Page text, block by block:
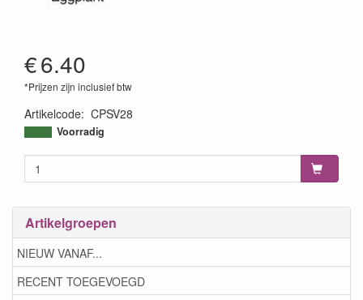
Artikelgroepen
NIEUW VANAF...
RECENT TOEGEVOEGD
€6.40
*Prijzen zijn inclusief btw
Artikelcode: CPSV28
4511338053027
Voorradig